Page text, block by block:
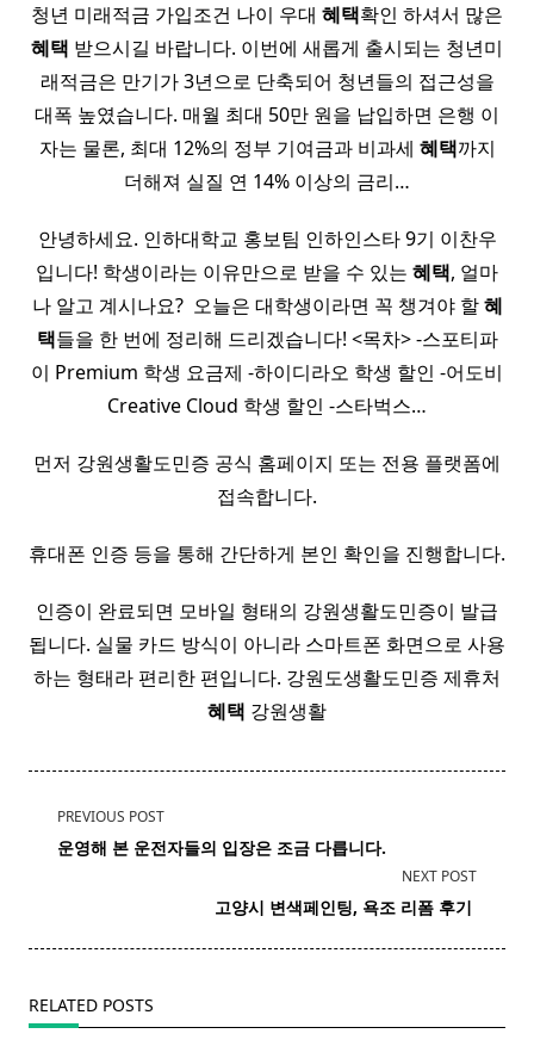
청년 미래적금 가입조건 나이 우대 혜택확인 하셔서 많은
혜택 받으시길 바랍니다. 이번에 새롭게 출시되는 청년미
래적금은 만기가 3년으로 단축되어 청년들의 접근성을
대폭 높였습니다. 매월 최대 50만 원을 납입하면 은행 이
자는 물론, 최대 12%의 정부 기여금과 비과세 혜택까지
더해져 실질 연 14% 이상의 금리…
안녕하세요. 인하대학교 홍보팀 인하인스타 9기 이찬우
입니다! 학생이라는 이유만으로 받을 수 있는 혜택, 얼마
나 알고 계시나요? ​ 오늘은 대학생이라면 꼭 챙겨야 할혜
택들을 한 번에 정리해 드리겠습니다! <목차> -스포티파
이 Premium 학생 요금제 -하이디라오 학생 할인 -어도비
Creative Cloud 학생 할인 -스타벅스…
먼저 강원생활도민증 공식 홈페이지 또는 전용 플랫폼에
접속합니다.
휴대폰 인증 등을 통해 간단하게 본인 확인을 진행합니다.
인증이 완료되면 모바일 형태의 강원생활도민증이 발급
됩니다. 실물 카드 방식이 아니라 스마트폰 화면으로 사용
하는 형태라 편리한 편입니다. 강원도생활도민증 제휴처
혜택 강원생활
<span
class="nav-
text">Page</span>
PREVIOUS POST
운영해 본 운전자들의 입장은 조금 다릅니다.
NEXT POST
고양시 변색페인팅, 욕조 리폼 후기 ​
RELATED POSTS